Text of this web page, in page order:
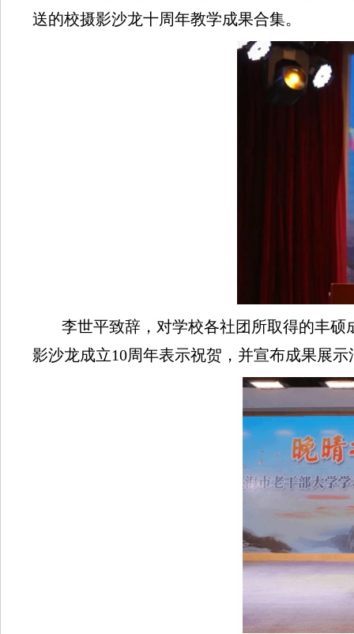
送的校摄影沙龙十周年教学成果合集。
李世平致辞，对学校各社团所取得的丰
影沙龙成立10周年表示祝贺，并宣布成果展示